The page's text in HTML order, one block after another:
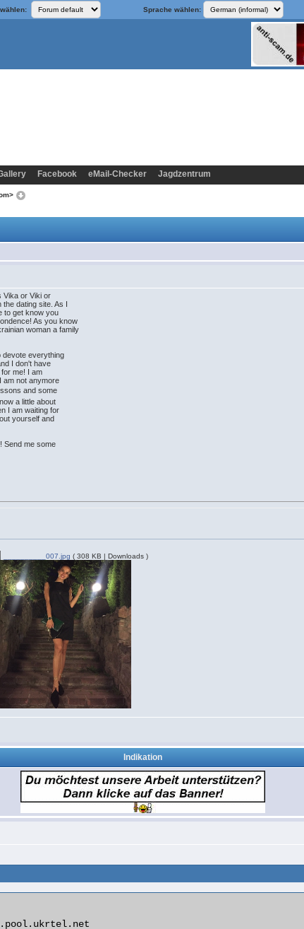
Sprache wählen:
Facebook eMail-Checker Jagdzentrum
or Viki or
dating site. As I
to get know you
As you know
woman a family
devote everything
I don't have
me! I am
am not anymore
and some
a little about
I am waiting for
yourself and
Send me some
__________007.jpg ( 308 KB | Downloads )
Indikation